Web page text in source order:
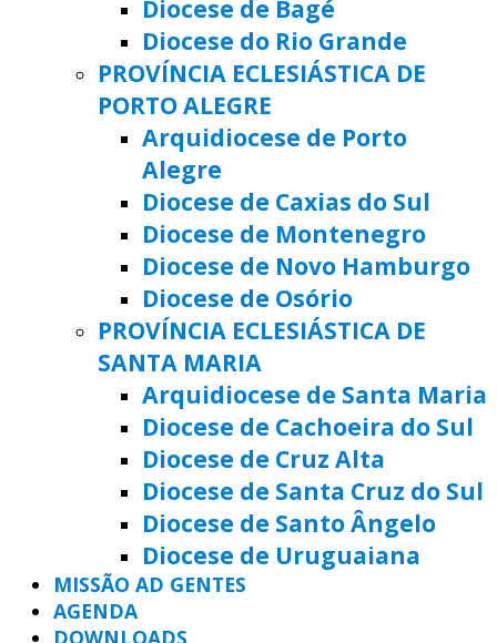
Diocese de Bagé
Diocese do Rio Grande
PROVÍNCIA ECLESIÁSTICA DE
PORTO ALEGRE
Arquidiocese de Porto
Alegre
Diocese de Caxias do Sul
Diocese de Montenegro
Diocese de Novo Hamburgo
Diocese de Osório
PROVÍNCIA ECLESIÁSTICA DE
SANTA MARIA
Arquidiocese de Santa Maria
Diocese de Cachoeira do Sul
Diocese de Cruz Alta
Diocese de Santa Cruz do Sul
Diocese de Santo Ângelo
Diocese de Uruguaiana
MISSÃO AD GENTES
AGENDA
DOWNLOADS